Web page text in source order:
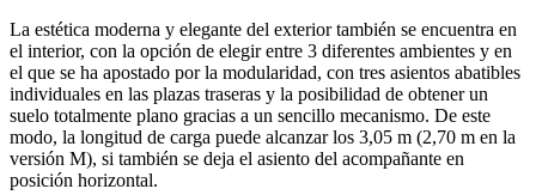
La estética moderna y elegante del exterior también se encuentra en
el interior, con la opción de elegir entre 3 diferentes ambientes y en
el que se ha apostado por la modularidad, con tres asientos abatibles
individuales en las plazas traseras y la posibilidad de obtener un
suelo totalmente plano gracias a un sencillo mecanismo. De este
modo, la longitud de carga puede alcanzar los 3,05 m (2,70 m en la
versión M), si también se deja el asiento del acompañante en
posición horizontal.